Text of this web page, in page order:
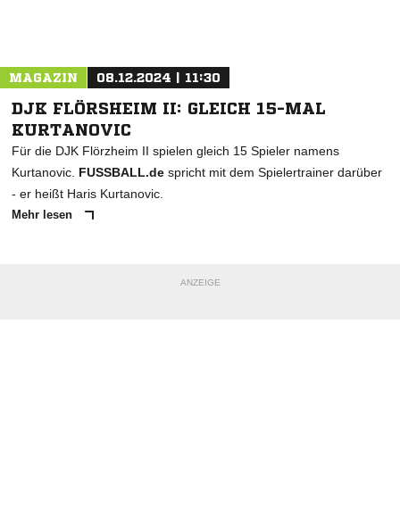
MAGAZIN 08.12.2024 | 11:30
DJK FLÖRSHEIM II: GLEICH 15-MAL
KURTANOVIC
Für die DJK Flörzheim II spielen gleich 15 Spieler namens
Kurtanovic. FUSSBALL.de spricht mit dem Spielertrainer darüber
- er heißt Haris Kurtanovic.
Mehr lesen
ANZEIGE